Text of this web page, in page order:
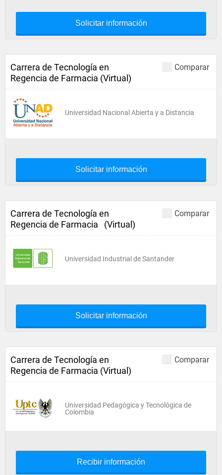
Solicitar información
Comparar
Carrera de Tecnología en
Regencia de Farmacia (Virtual)
Universidad Nacional Abierta y a Distancia
Solicitar información
Comparar
Carrera de Tecnología en
Regencia de Farmacia (Virtual)
Universidad Industrial de Santander
Solicitar información
Comparar
Carrera de Tecnología en
Regencia de Farmacia (Virtual)
Universidad Pedagógica y Tecnológica de
Colombia
Recibir información